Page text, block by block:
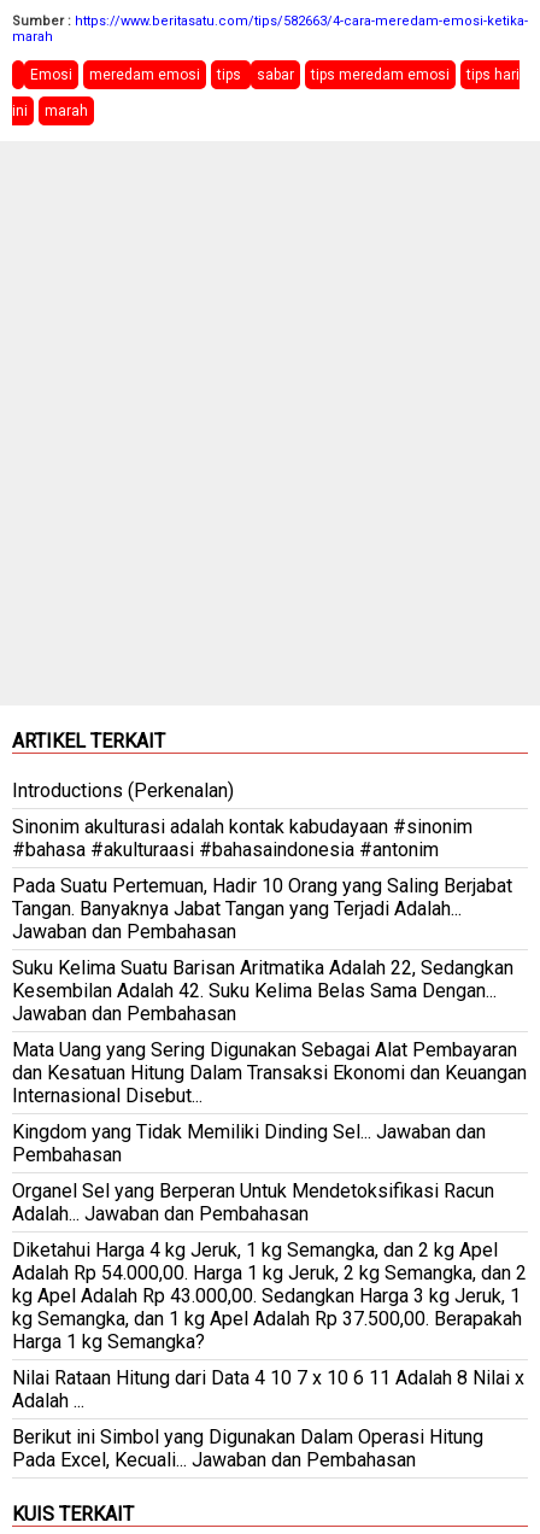
Sumber : https://www.beritasatu.com/tips/582663/4-cara-meredam-emosi-ketika-
marah
Emosi meredam emosi tips sabar tips meredam emosi tips hari
ini marah
ARTIKEL TERKAIT
Introductions (Perkenalan)
Sinonim akulturasi adalah kontak kabudayaan #sinonim
#bahasa #akulturaasi #bahasaindonesia #antonim
Pada Suatu Pertemuan, Hadir 10 Orang yang Saling Berjabat
Tangan. Banyaknya Jabat Tangan yang Terjadi Adalah...
Jawaban dan Pembahasan
Suku Kelima Suatu Barisan Aritmatika Adalah 22, Sedangkan
Kesembilan Adalah 42. Suku Kelima Belas Sama Dengan...
Jawaban dan Pembahasan
Mata Uang yang Sering Digunakan Sebagai Alat Pembayaran
dan Kesatuan Hitung Dalam Transaksi Ekonomi dan Keuangan
Internasional Disebut...
Kingdom yang Tidak Memiliki Dinding Sel... Jawaban dan
Pembahasan
Organel Sel yang Berperan Untuk Mendetoksifikasi Racun
Adalah... Jawaban dan Pembahasan
Diketahui Harga 4 kg Jeruk, 1 kg Semangka, dan 2 kg Apel
Adalah Rp 54.000,00. Harga 1 kg Jeruk, 2 kg Semangka, dan 2
kg Apel Adalah Rp 43.000,00. Sedangkan Harga 3 kg Jeruk, 1
kg Semangka, dan 1 kg Apel Adalah Rp 37.500,00. Berapakah
Harga 1 kg Semangka?
Nilai Rataan Hitung dari Data 4 10 7 x 10 6 11 Adalah 8 Nilai x
Adalah ...
Berikut ini Simbol yang Digunakan Dalam Operasi Hitung
Pada Excel, Kecuali... Jawaban dan Pembahasan
KUIS TERKAIT